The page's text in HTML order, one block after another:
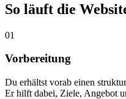
So läuft die
01
Vorbereitung
Du erhältst vorab einen
Er hilft dabei, Ziele, Angebot